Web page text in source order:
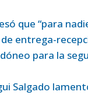
que “para
entrega-
para la
Salgado